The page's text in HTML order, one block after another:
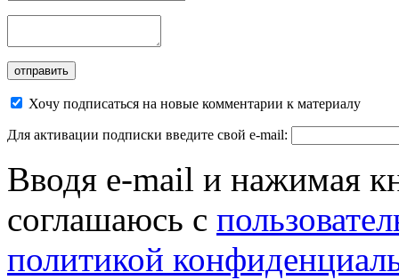
Хочу подписаться на новые комментарии к материалу
Для активации подписки введите свой e-mail:
Вводя e-mail и нажимая
соглашаюсь с
политикой